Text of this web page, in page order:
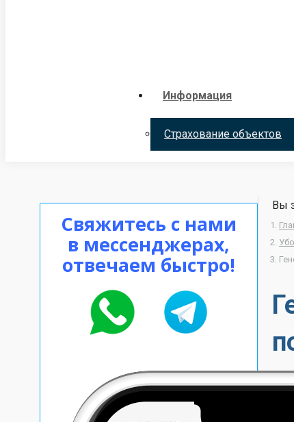
Информация
Страхование объектов
Вы
Свяжитесь с нами
в мессенджерах,
отвечаем быстро!